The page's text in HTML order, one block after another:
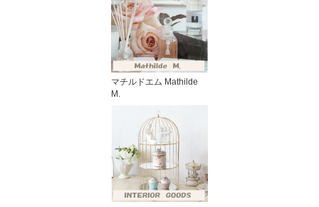
マチルドエム Mathilde
M.